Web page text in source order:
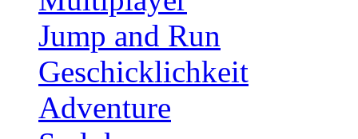
Jump and Run
Geschicklichkeit
Adventure